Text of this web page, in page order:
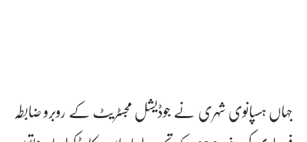
جہاں ہسپانوی شہری نے جوڈیشل مجسٹریٹ کے روبرو ضابطہ